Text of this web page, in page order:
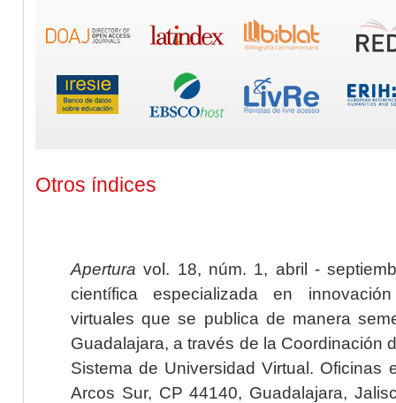
Otros índices
Apertura vol. 18, núm. 1, abril -
científica especializada en
virtuales que se publica de manera
Guadalajara, a través de la Coordinación
Sistema de Universidad Virtual. Oficinas
Arcos Sur, CP 44140, Guadalajara,